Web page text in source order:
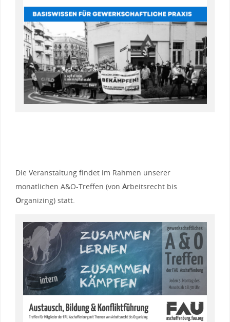
Die Veranstaltung findet im Rahmen unserer
monatlichen A&O-Treffen (von Arbeitsrecht bis
Organizing) statt.